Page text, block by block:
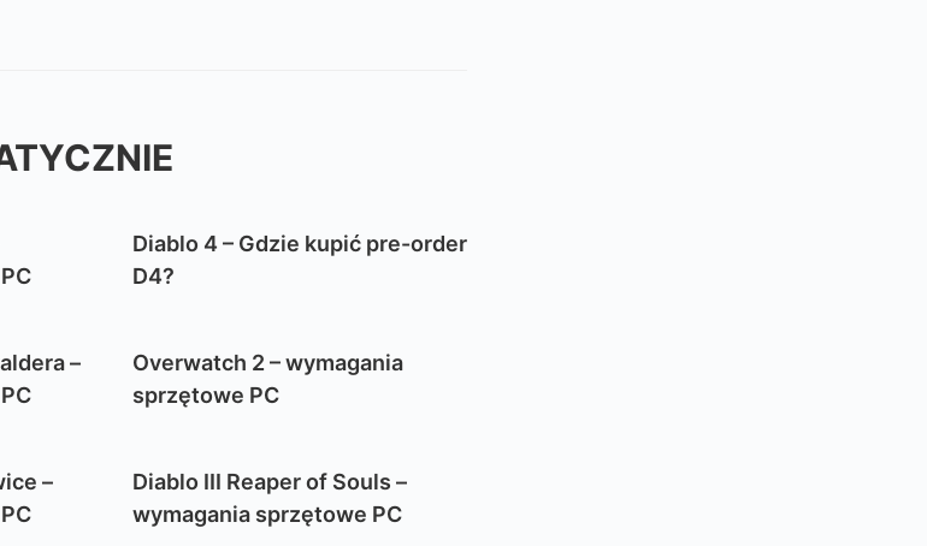
Diablo 4 – Gdzie kupić pre-order
D4?
–
Overwatch 2 – wymagania
sprzętowe PC
–
Diablo III Reaper of Souls –
wymagania sprzętowe PC